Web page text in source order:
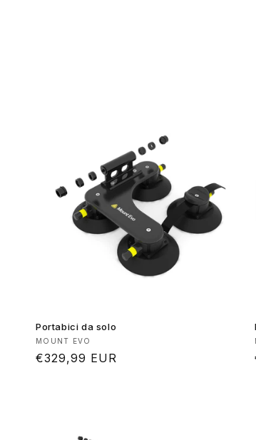
Portabici da solo
Produttore:
MOUNT EVO
Prezzo
€329,99 EUR